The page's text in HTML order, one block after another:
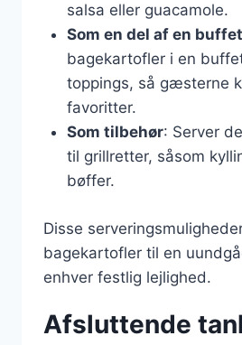
salsa eller guacamole.
Som en del af en buffet
bagekartofler i en
toppings, så gæsterne
favoritter.
Som tilbehør: Server
til grillretter, såsom
bøffer.
Disse
bagekartofler til en
enhver festlig lejlighed.
Afsluttende